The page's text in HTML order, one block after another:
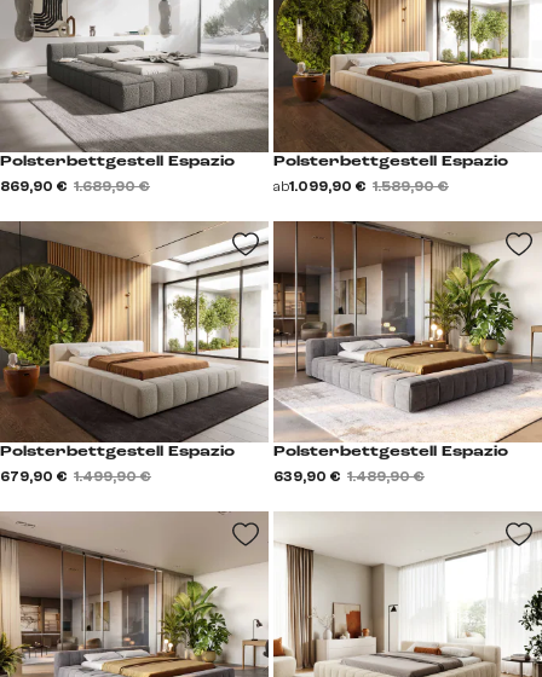
Polsterbettgestell Espazio
869,90 € 1.689,90 €
Polsterbettgestell Espazio
ab1.099,90 € 1.589,90 €
Polsterbettgestell Espazio
679,90 € 1.499,90 €
Polsterbettgestell Espazio
639,90 € 1.489,90 €